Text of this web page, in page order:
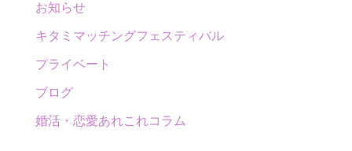
お知らせ
キタミマッチングフェスティバル
プライベート
ブログ
婚活・恋愛あれこれコラム